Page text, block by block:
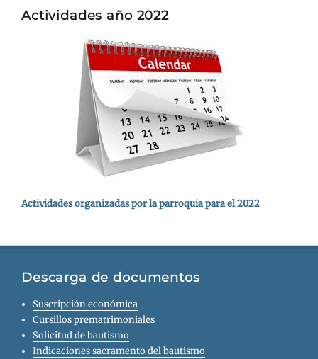
Actividades año 2022
Actividades organizadas por la parroquia para el 2022
Descarga de documentos
Suscripción económica
Cursillos prematrimoniales
Solicitud de bautismo
Indicaciones sacramento del bautismo